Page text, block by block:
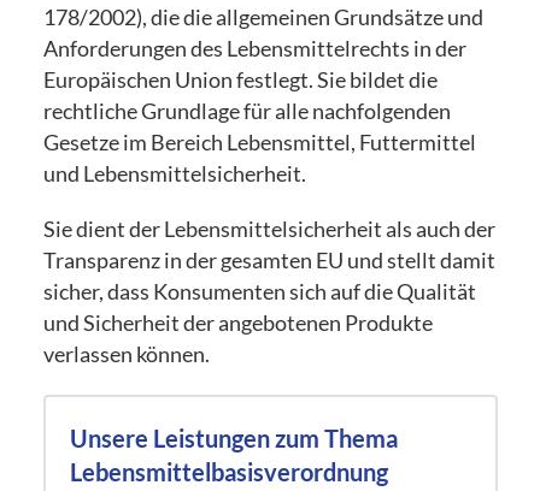
178/2002), die die allgemeinen Grundsätze und
Anforderungen des Lebensmittelrechts in der
Europäischen Union festlegt. Sie bildet die
rechtliche Grundlage für alle nachfolgenden
Gesetze im Bereich Lebensmittel, Futtermittel
und Lebensmittelsicherheit.
Sie dient der Lebensmittelsicherheit als auch der
Transparenz in der gesamten EU und stellt damit
sicher, dass Konsumenten sich auf die Qualität
und Sicherheit der angebotenen Produkte
verlassen können.
Unsere Leistungen zum Thema
Lebensmittelbasisverordnung